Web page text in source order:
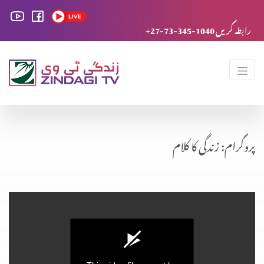
+27-73-345-1040 رابطہ کریں
پروگرام: زندگی کا کلام